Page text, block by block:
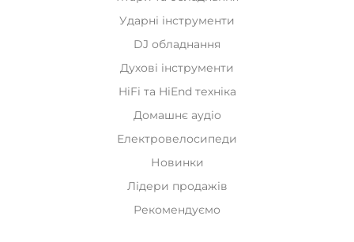
Ударні інструменти
DJ обладнання
Духові інструменти
HiFi та HiEnd техніка
Домашнє аудіо
Електровелосипеди
Новинки
Лідери продажів
Рекомендуємо